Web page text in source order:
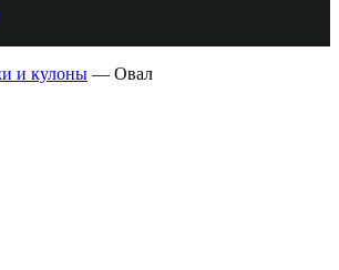
и кулоны — Овал